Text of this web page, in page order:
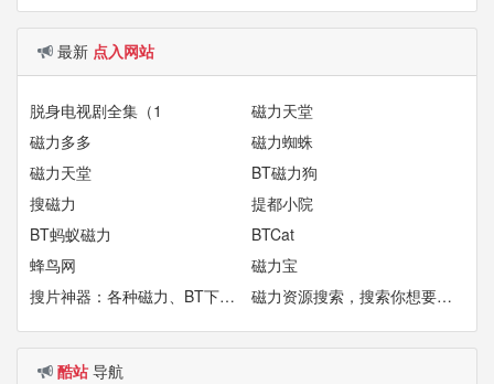
最新 点入网站
脱身电视剧全集（1
磁力天堂
磁力多多
磁力蜘蛛
磁力天堂
BT磁力狗
搜磁力
提都小院
BT蚂蚁磁力
BTCat
蜂鸟网
磁力宝
搜片神器：各种磁力、BT下载网站，搜索秘密代码启动新世界
磁力资源搜索，搜索你想要的好资源
酷站 导航